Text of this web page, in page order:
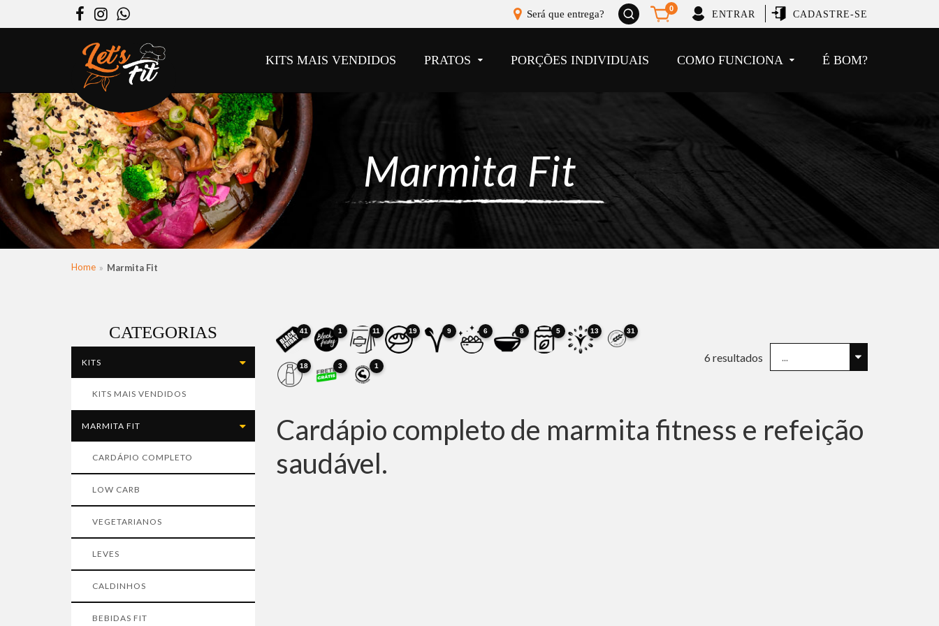
FacebookInstagramWhatsApp Será que entrega?
Abrir
busca
0
ENTRAR CADASTRE-SE
KITS MAIS VENDIDOS PRATOS PORÇÕES INDIVIDUAIS COMO FUNCIONA É BOM?
Marmita Fit
Home Marmita Fit
CATEGORIAS
KITS
KITS MAIS VENDIDOS
MARMITA FIT
CARDÁPIO COMPLETO
LOW CARB
VEGETARIANOS
LEVES
CALDINHOS
BEBIDAS FIT
41 1 11 19 9 6 8 5 13 31
18 3 1
6 resultados
Cardápio completo de marmita fitness e refeição
saudável.